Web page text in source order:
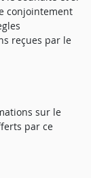
conjointement
reçues par le
sur le
par ce